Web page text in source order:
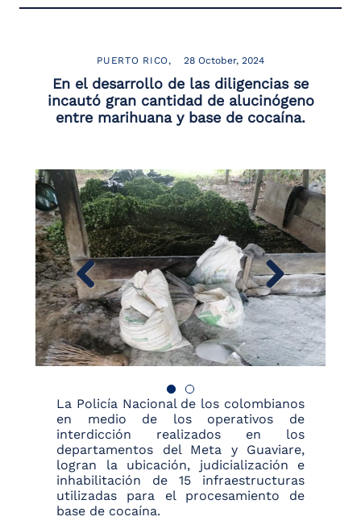
PUERTO RICO 28 October, 2024
En el desarrollo de las diligencias se
incautó gran cantidad de alucinógeno
entre marihuana y base de cocaína.
La Policía Nacional de los colombianos
en medio de los operativos de
interdicción realizados en los
departamentos del Meta y Guaviare,
logran la ubicación, judicialización e
inhabilitación de 15 infraestructuras
utilizadas para el procesamiento de
base de cocaína.